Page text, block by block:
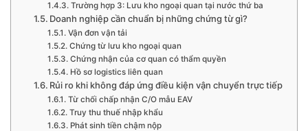
Trường hợp 3: Lưu kho ngoại quan tại nước thứ ba
Doanh nghiệp cần chuẩn bị những chứng từ gì?
Vận đơn vận tải
Chứng từ lưu kho ngoại quan
Chứng nhận của cơ quan có thẩm quyền
Hồ sơ logistics liên quan
Rủi ro khi không đáp ứng điều kiện vận chuyển trực tiếp
Từ chối chấp nhận C/O mẫu EAV
Truy thu thuế nhập khẩu
Phát sinh tiền chậm nộp